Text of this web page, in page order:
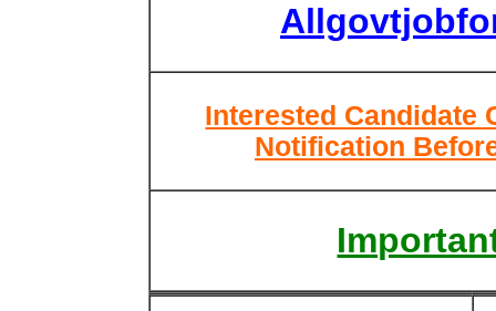
Interested Candidate
Notification